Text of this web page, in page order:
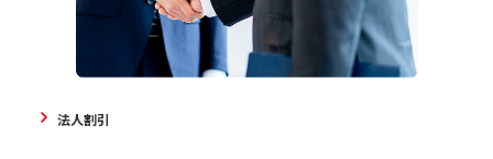
法人割引